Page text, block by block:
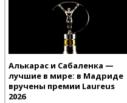
Алькарас и Сабаленка —
лучшие в мире: в Мадриде
вручены премии Laureus
2026